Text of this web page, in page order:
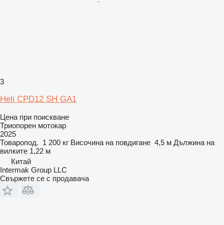
3
Heli CPD12 SH GA1
Цена при поискване
Триопорен мотокар
2025
Товаропод. 1 200 кг Височина на повдигане 4,5 м Дължина на
вилките 1,22 м
Китай
Intermak Group LLC
Свържете се с продавача